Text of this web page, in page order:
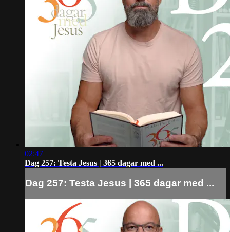
02:47
Dag 257: Testa Jesus | 365 dagar med ...
Dag 257: Testa Jesus | 365 dagar med ...